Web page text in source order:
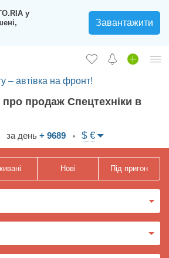
у
Завантажити
ЗСУ
– автівка на фронт!
продаж Спецтехніки в
за день + 9689 $ €
Нові Під пригон